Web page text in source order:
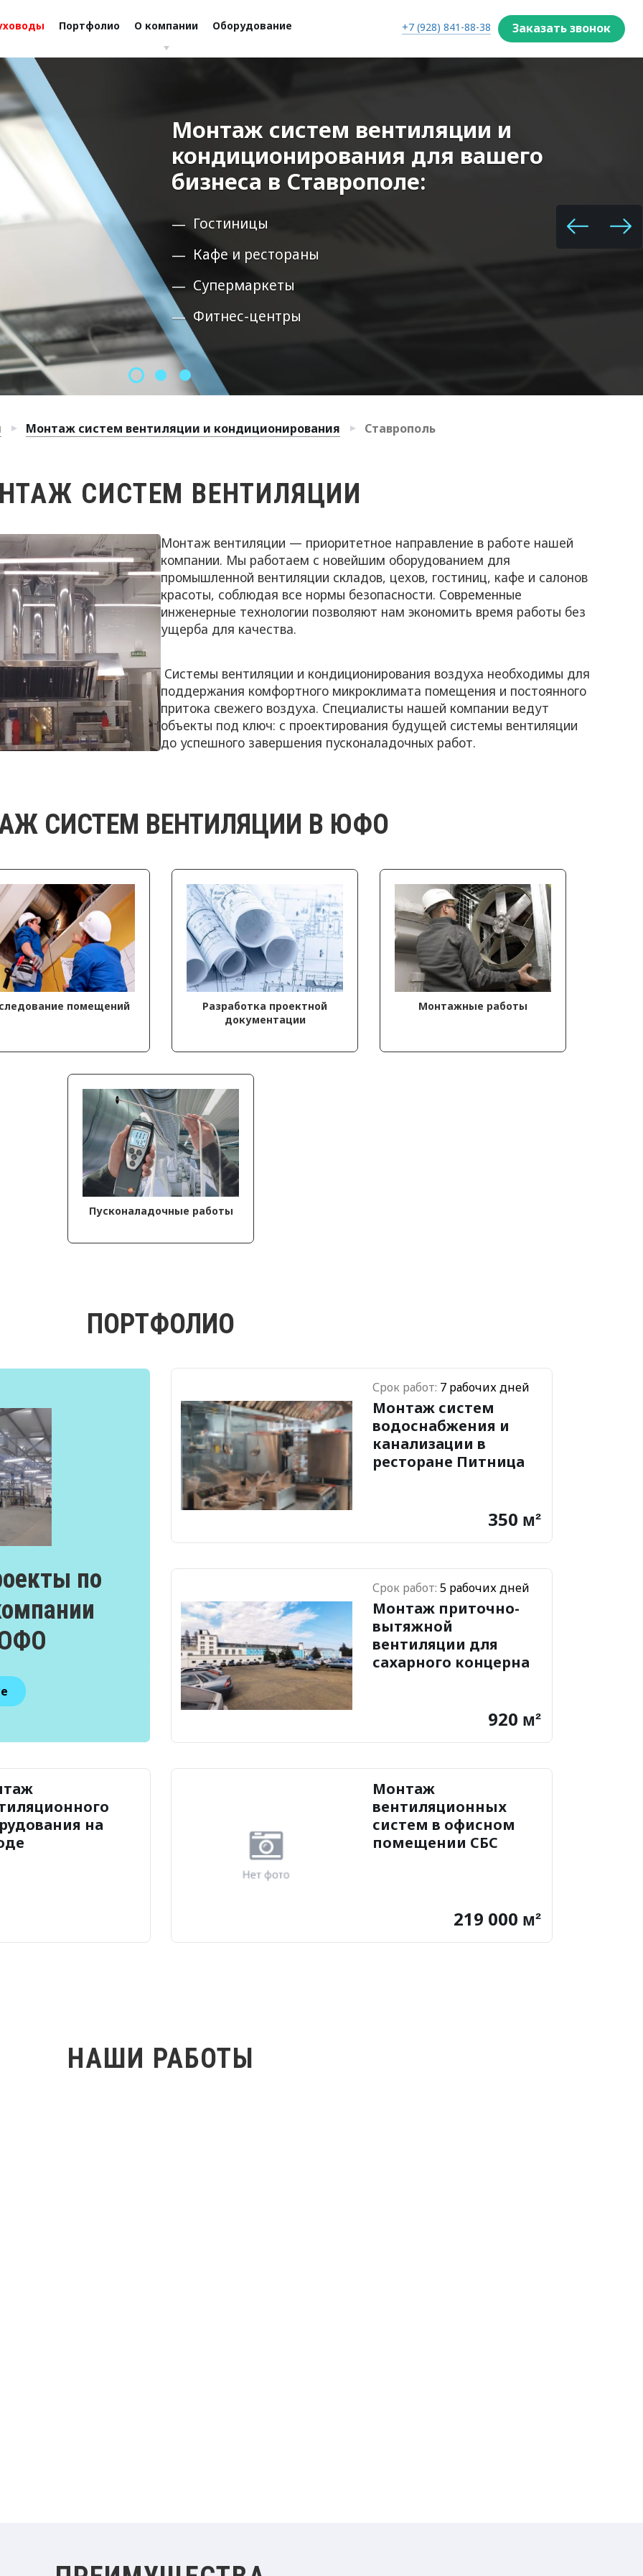
Портфолио О компании Оборудование +7 (928) 841-88-38 Заказать звонок
Найти
Монтаж систем вентиляции и
кондиционирования для вашего
бизнеса в Ставрополе:
Гостиницы
Кафе и рестораны
Супермаркеты
Фитнес-центры
Монтаж систем вентиляции и кондиционирования Ставрополь
СИСТЕМ ВЕНТИЛЯЦИИ
Монтаж вентиляции — приоритетное направление в работе нашей
компании. Мы работаем с новейшим оборудованием для
промышленной вентиляции складов, цехов, гостиниц, кафе и салонов
красоты, соблюдая все нормы безопасности. Современные
инженерные технологии позволяют нам экономить время работы без
ущерба для качества.
Системы вентиляции и кондиционирования воздуха необходимы для
поддержания комфортного микроклимата помещения и постоянного
притока свежего воздуха. Специалисты нашей компании ведут
объекты под ключ: с проектирования будущей системы вентиляции
до успешного завершения пусконаладочных работ.
СИСТЕМ ВЕНТИЛЯЦИИ В ЮФО
помещений
Разработка проектной
документации
Монтажные работы
Пусконаладочные работы
ПОРТФОЛИО
по
Срок работ: 7 рабочих дней
Монтаж систем
водоснабжения и
канализации в
ресторане Питница
350 м²
Срок работ: 5 рабочих дней
Монтаж приточно-
вытяжной
вентиляции для
сахарного концерна
920 м²
на
Монтаж
вентиляционных
систем в офисном
помещении СБС
219 000 м²
НАШИ РАБОТЫ